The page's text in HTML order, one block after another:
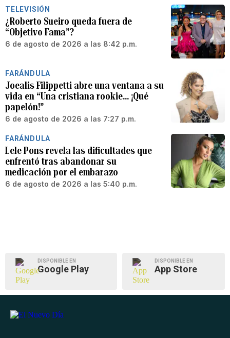
TELEVISIÓN
¿Roberto Sueiro queda fuera de
“Objetivo Fama”?
6 de agosto de 2026 a las 8:42 p.m.
FARÁNDULA
Joealis Filippetti abre una ventana a su
vida en “Una cristiana rookie… ¡Qué
papelón!”
6 de agosto de 2026 a las 7:27 p.m.
FARÁNDULA
Lele Pons revela las dificultades que
enfrentó tras abandonar su
medicación por el embarazo
6 de agosto de 2026 a las 5:40 p.m.
DISPONIBLE EN
Google Play
DISPONIBLE EN
App Store